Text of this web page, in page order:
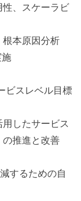
、スケーラビ
本原因分析
施
ビスレベル目標
したサービス
推進と改善
するための自